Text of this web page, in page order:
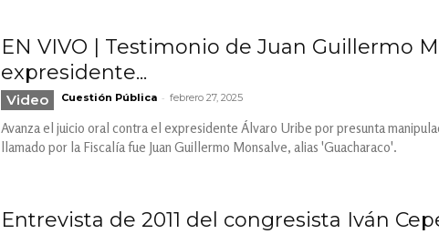
EN VIVO | Testimonio de Juan Guillermo
expresidente...
Video Cuestión Pública - febrero 27, 2025
Avanza el juicio oral contra el expresidente Álvaro Uribe por presunta
llamado por la Fiscalía fue Juan Guillermo Monsalve, alias 'Guacharaco'.
Entrevista de 2011 del congresista Iván